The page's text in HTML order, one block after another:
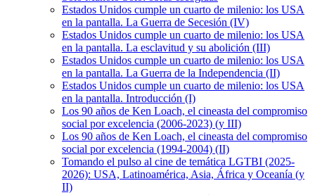
Estados Unidos cumple un cuarto de milenio: los USA
en la pantalla. La Guerra de Secesión (IV)
Estados Unidos cumple un cuarto de milenio: los USA
en la pantalla. La esclavitud y su abolición (III)
Estados Unidos cumple un cuarto de milenio: los USA
en la pantalla. La Guerra de la Independencia (II)
Estados Unidos cumple un cuarto de milenio: los USA
en la pantalla. Introducción (I)
Los 90 años de Ken Loach, el cineasta del compromiso
social por excelencia (2006-2023) (y III)
Los 90 años de Ken Loach, el cineasta del compromiso
social por excelencia (1994-2004) (II)
Tomando el pulso al cine de temática LGTBI (2025-
2026): USA, Latinoamérica, Asia, África y Oceanía (y
II)